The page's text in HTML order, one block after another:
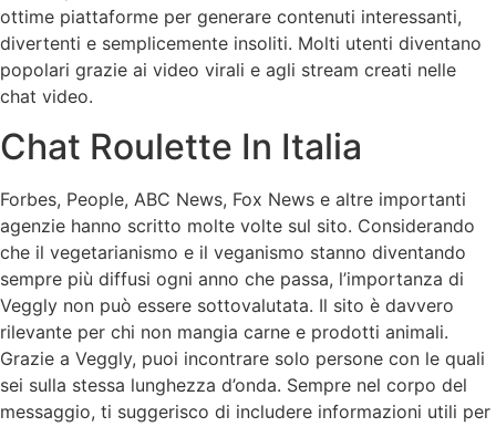
ottime piattaforme per generare contenuti interessanti,
divertenti e semplicemente insoliti. Molti utenti diventano
popolari grazie ai video virali e agli stream creati nelle
chat video.
Chat Roulette In Italia
Forbes, People, ABC News, Fox News e altre importanti
agenzie hanno scritto molte volte sul sito. Considerando
che il vegetarianismo e il veganismo stanno diventando
sempre più diffusi ogni anno che passa, l’importanza di
Veggly non può essere sottovalutata. Il sito è davvero
rilevante per chi non mangia carne e prodotti animali.
Grazie a Veggly, puoi incontrare solo persone con le quali
sei sulla stessa lunghezza d’onda. Sempre nel corpo del
messaggio, ti suggerisco di includere informazioni utili per